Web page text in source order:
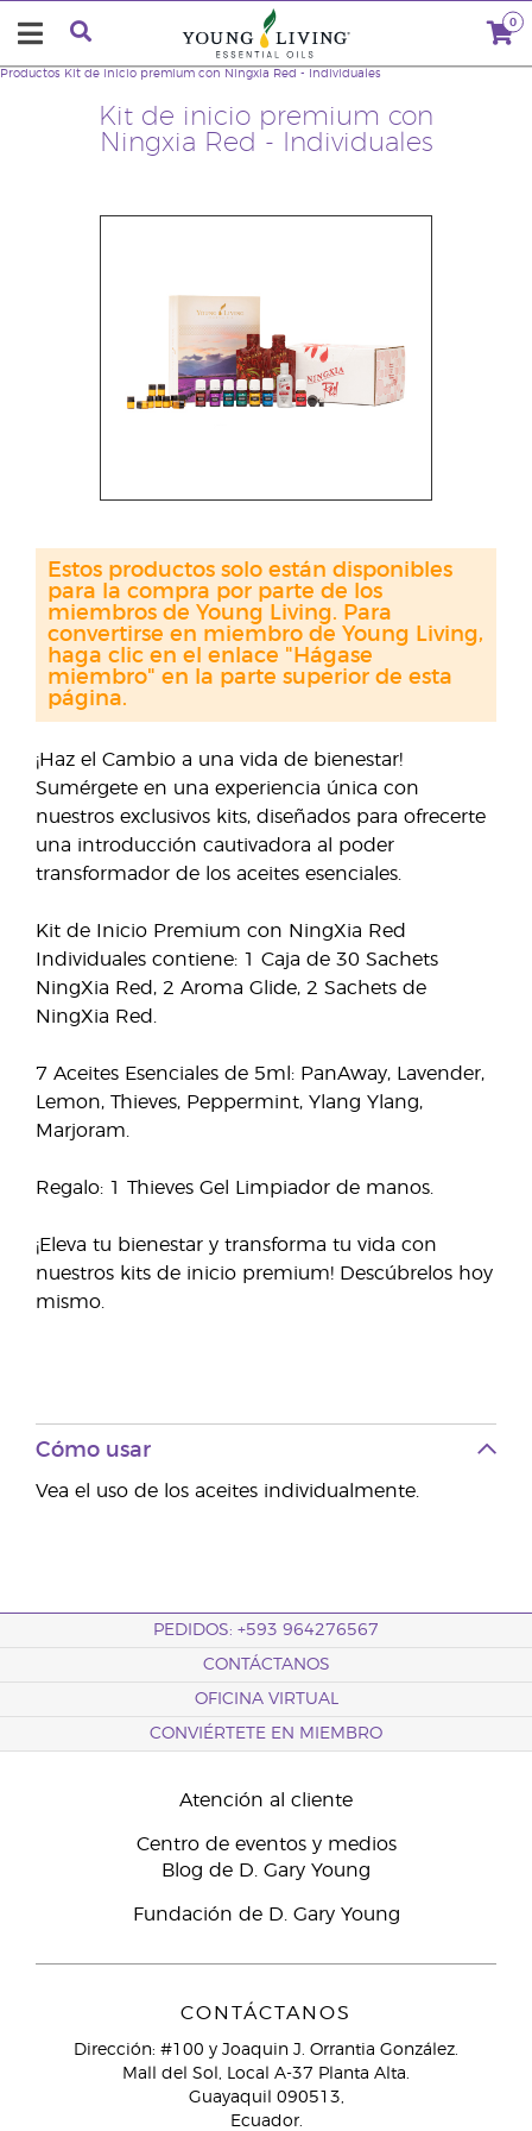
0
Kit de inicio premium con
Ningxia Red - Individuales
Productos Kit de inicio premium con Ningxia Red - Individuales
¡Haz el Cambio a una vida de bienestar!
Sumérgete en una experiencia única con
nuestros exclusivos kits, diseñados para ofrecerte
una introducción cautivadora al poder
transformador de los aceites esenciales.
Kit de Inicio Premium con NingXia Red
Individuales contiene: 1 Caja de 30 Sachets
NingXia Red, 2 Aroma Glide, 2 Sachets de
NingXia Red.
7 Aceites Esenciales de 5ml: PanAway, Lavender,
Lemon, Thieves, Peppermint, Ylang Ylang,
Marjoram.
Regalo: 1 Thieves Gel Limpiador de manos.
¡Eleva tu bienestar y transforma tu vida con
nuestros kits de inicio premium! Descúbrelos hoy
mismo.
Estos productos solo están disponibles
para la compra por parte de los
miembros de Young Living. Para
convertirse en miembro de Young Living,
haga clic en el enlace "Hágase
miembro" en la parte superior de esta
página.
Cómo usar
Vea el uso de los aceites individualmente.
PEDIDOS: +593 964276567
CONTÁCTANOS
OFICINA VIRTUAL
CONVIÉRTETE EN MIEMBRO
Atención al cliente
Centro de eventos y medios
Blog de D. Gary Young
Fundación de D. Gary Young
CONTÁCTANOS
Dirección: #100 y Joaquin J. Orrantia González.
Mall del Sol, Local A-37 Planta Alta.
Guayaquil 090513,
Ecuador.